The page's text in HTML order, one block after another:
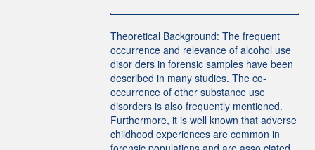
Theoretical Background: The frequent
occurrence and relevance of alcohol use
disor ders in forensic samples have been
described in many studies. The co-
occurrence of other substance use
disorders is also frequently mentioned.
Furthermore, it is well known that adverse
childhood experiences are common in